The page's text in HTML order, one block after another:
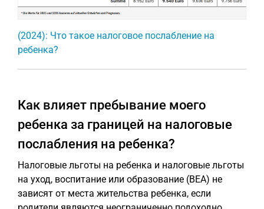
(2024): Что такое налоговое послабление на
ребенка?
Как влияет пребывание моего
ребенка за границей на налоговые
послабления на ребенка?
Налоговые льготы на ребенка и налоговые льготы
на уход, воспитание или образование (BEA) не
зависят от места жительства ребенка, если